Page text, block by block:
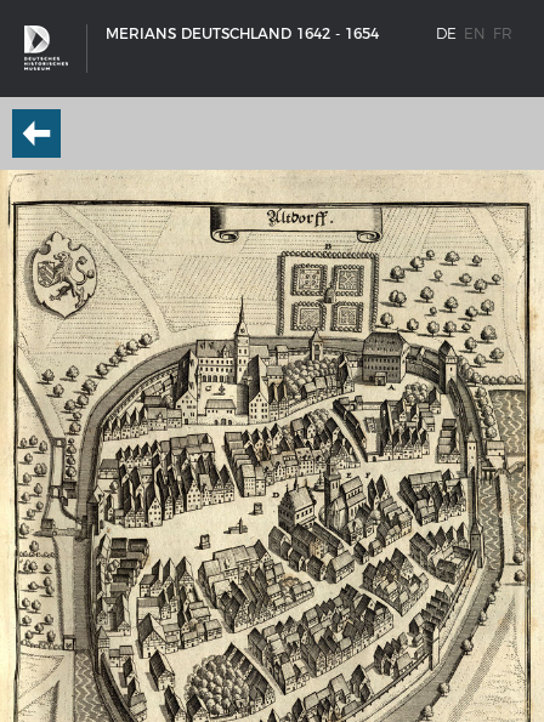
MERIANS DEUTSCHLAND 1642 - 1654 DE EN FR
SCHIFFSTYPEN
Entwicklungen im europäischen Schiffbau